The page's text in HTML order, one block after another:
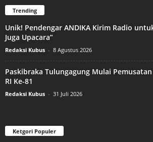
Trending
Unik! Pendengar ANDIKA Kirim Radio
Juga Upacara”
Redaksi Kubus - 8 Agustus 2026
Paskibraka Tulungagung Mulai
RI Ke-81
Redaksi Kubus - 31 Juli 2026
Ketgori Populer